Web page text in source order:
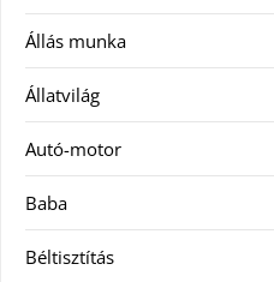
Állás munka
Állatvilág
Autó-motor
Baba
Béltisztítás